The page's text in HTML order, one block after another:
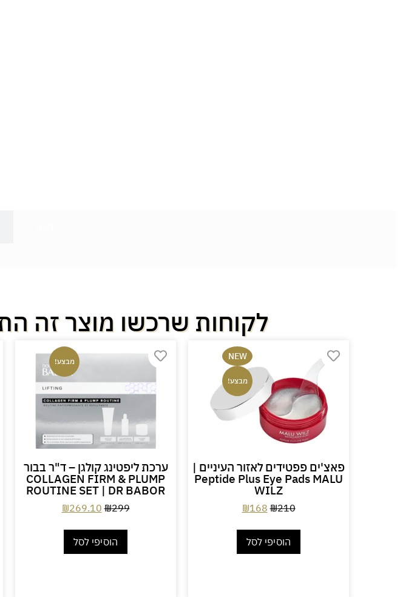
לקוחות שרכשו מוצר זה
NEW
מבצע!
פאצ'ים פפטידים לאזור העיניים |
Peptide Plus Eye Pads MALU
WILZ
₪210
₪168
הוסיפי לסל
מבצע!
ערכת ליפטינג קולגן – ד"ר בבור
COLLAGEN FIRM & PLUMP
ROUTINE SET | DR BABOR
₪299
₪269.10
הוסיפי לסל